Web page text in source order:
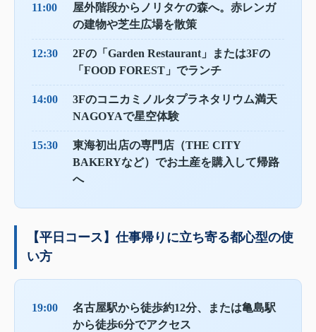
11:00
屋外階段からノリタケの森へ。赤レンガ
の建物や芝生広場を散策
12:30
2Fの「Garden Restaurant」または3Fの
「FOOD FOREST」でランチ
14:00
3Fのコニカミノルタプラネタリウム満天
NAGOYAで星空体験
15:30
東海初出店の専門店（THE CITY
BAKERYなど）でお土産を購入して帰路
へ
【平日コース】仕事帰りに立ち寄る都心型の使
い方
19:00
名古屋駅から徒歩約12分、または亀島駅
から徒歩6分でアクセス